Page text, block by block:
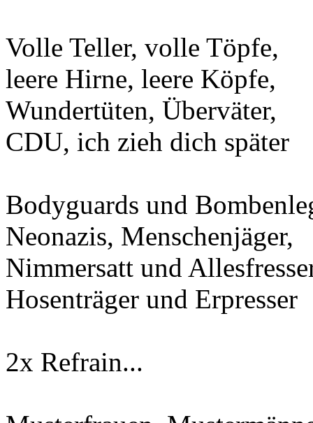
Volle Teller, volle Töpfe,
leere Hirne, leere Köpfe,
Wundertüten, Überväter,
CDU, ich zieh dich später
Bodyguards und
Neonazis, Menschenjäger,
Nimmersatt und
Hosenträger und Erpresser
2x Refrain...